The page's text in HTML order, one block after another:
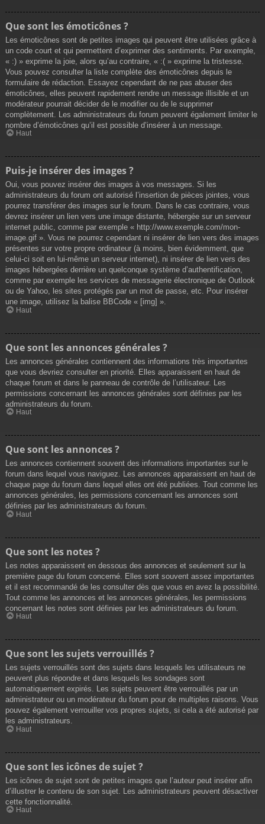
Que sont les émoticônes ?
Les émoticônes sont de petites images qui peuvent être utilisées grâce à
un code court et qui permettent d’exprimer des sentiments. Par exemple,
« :) » exprime la joie, alors qu’au contraire, « :( » exprime la tristesse.
Vous pouvez consulter la liste complète des émoticônes depuis le
formulaire de rédaction. Essayez cependant de ne pas abuser des
émoticônes, elles peuvent rapidement rendre un message illisible et un
modérateur pourrait décider de le modifier ou de le supprimer
complètement. Les administrateurs du forum peuvent également limiter le
nombre d’émoticônes qu’il est possible d’insérer à un message.
Haut
Puis-je insérer des images ?
Oui, vous pouvez insérer des images à vos messages. Si les
administrateurs du forum ont autorisé l’insertion de pièces jointes, vous
pourrez transférer des images sur le forum. Dans le cas contraire, vous
devrez insérer un lien vers une image distante, hébergée sur un serveur
internet public, comme par exemple « http://www.exemple.com/mon-
image.gif ». Vous ne pourrez cependant ni insérer de lien vers des images
présentes sur votre propre ordinateur (à moins, bien évidemment, que
celui-ci soit en lui-même un serveur internet), ni insérer de lien vers des
images hébergées derrière un quelconque système d’authentification,
comme par exemple les services de messagerie électronique de Outlook
ou de Yahoo, les sites protégés par un mot de passe, etc. Pour insérer
une image, utilisez la balise BBCode « [img] ».
Haut
Que sont les annonces générales ?
Les annonces générales contiennent des informations très importantes
que vous devriez consulter en priorité. Elles apparaissent en haut de
chaque forum et dans le panneau de contrôle de l’utilisateur. Les
permissions concernant les annonces générales sont définies par les
administrateurs du forum.
Haut
Que sont les annonces ?
Les annonces contiennent souvent des informations importantes sur le
forum dans lequel vous naviguez. Les annonces apparaissent en haut de
chaque page du forum dans lequel elles ont été publiées. Tout comme les
annonces générales, les permissions concernant les annonces sont
définies par les administrateurs du forum.
Haut
Que sont les notes ?
Les notes apparaissent en dessous des annonces et seulement sur la
première page du forum concerné. Elles sont souvent assez importantes
et il est recommandé de les consulter dès que vous en avez la possibilité.
Tout comme les annonces et les annonces générales, les permissions
concernant les notes sont définies par les administrateurs du forum.
Haut
Que sont les sujets verrouillés ?
Les sujets verrouillés sont des sujets dans lesquels les utilisateurs ne
peuvent plus répondre et dans lesquels les sondages sont
automatiquement expirés. Les sujets peuvent être verrouillés par un
administrateur ou un modérateur du forum pour de multiples raisons. Vous
pouvez également verrouiller vos propres sujets, si cela a été autorisé par
les administrateurs.
Haut
Que sont les icônes de sujet ?
Les icônes de sujet sont de petites images que l’auteur peut insérer afin
d’illustrer le contenu de son sujet. Les administrateurs peuvent désactiver
cette fonctionnalité.
Haut